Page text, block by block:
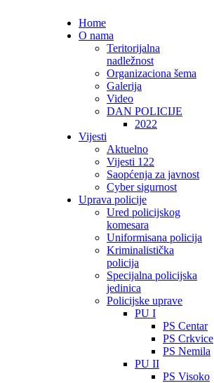
Home
O nama
Teritorijalna
nadležnost
Organizaciona šema
Galerija
Video
DAN POLICIJE
2022
Vijesti
Aktuelno
Vijesti 122
Saopćenja za javnost
Cyber sigurnost
Uprava policije
Ured policijskog
komesara
Uniformisana policija
Kriminalistička
policija
Specijalna policijska
jedinica
Policijske uprave
PU I
PS Centar
PS Crkvice
PS Nemila
PU II
PS Visoko